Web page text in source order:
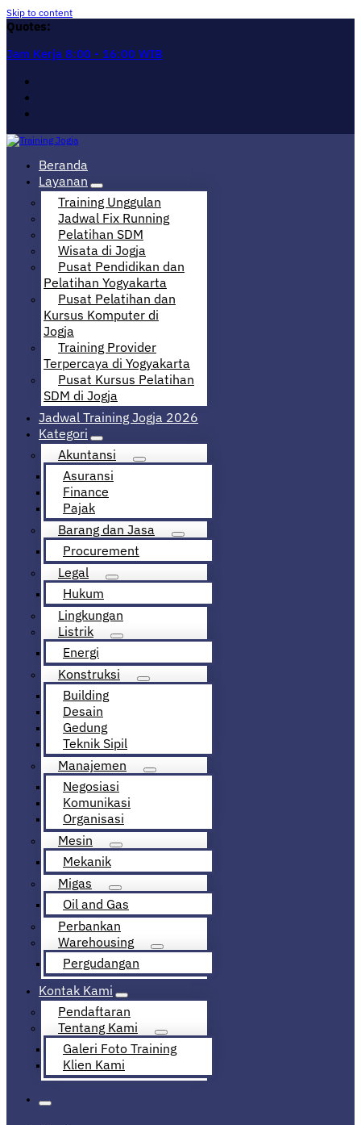
Skip to content
Quotes:
Jam Kerja 8:00 - 16:00 WIB
Pusat Informasi Training di Jogja
Beranda
Layanan
Training Unggulan
Jadwal Fix Running
Pelatihan SDM
Wisata di Jogja
Pusat Pendidikan dan
Pelatihan Yogyakarta
Pusat Pelatihan dan
Kursus Komputer di
Jogja
Training Provider
Terpercaya di Yogyakarta
Pusat Kursus Pelatihan
SDM di Jogja
Jadwal Training Jogja 2026
Kategori
Akuntansi
Asuransi
Finance
Pajak
Barang dan Jasa
Procurement
Legal
Hukum
Lingkungan
Listrik
Energi
Konstruksi
Building
Desain
Gedung
Teknik Sipil
Manajemen
Negosiasi
Komunikasi
Organisasi
Mesin
Mekanik
Migas
Oil and Gas
Perbankan
Warehousing
Pergudangan
Kontak Kami
Pendaftaran
Tentang Kami
Galeri Foto Training
Klien Kami